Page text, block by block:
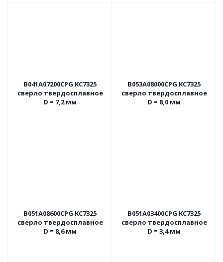
B041A07200CPG KC7325
сверло твердосплавное
D = 7,2 мм
B053A08000CPG KC7325
сверло твердосплавное
D = 8,0 мм
B051A08600CPG KC7325
сверло твердосплавное
D = 8,6 мм
B051A03400CPG KC7325
сверло твердосплавное
D = 3,4 мм